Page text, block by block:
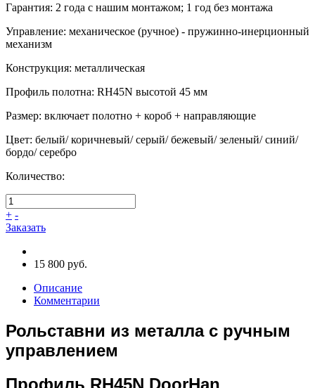
Гарантия: 2 года с нашим монтажом; 1 год без монтажа
Управление: механическое (ручное) - пружинно-инерционный
механизм
Конструкция: металлическая
Профиль полотна: RH45N высотой 45 мм
Размер: включает полотно + короб + направляющие
Цвет: белый/ коричневый/ серый/ бежевый/ зеленый/ синий/
бордо/ серебро
Количество:
+ -
Заказать
15 800 руб.
Описание
Комментарии
Рольставни из металла с ручным
управлением
Профиль RH45N DoorHan